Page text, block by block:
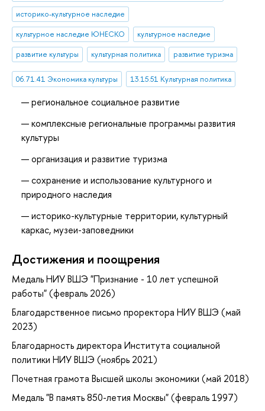
историко-культурное наследие
культурное наследие ЮНЕСКО
культурное наследие
развитие культуры
культурная политика развитие туризма
06.71.41 Экономика культуры 13.15.51 Культурная политика
региональное социальное развитие
комплексные региональные программы развития
культуры
организация и развитие туризма
сохранение и использование культурного и
природного наследия
историко-культурные территории, культурный
каркас, музеи-заповедники
Достижения и поощрения
Медаль НИУ ВШЭ "Признание - 10 лет успешной
работы" (февраль 2026)
Благодарственное письмо проректора НИУ ВШЭ (май
2023)
Благодарность директора Института социальной
политики НИУ ВШЭ (ноябрь 2021)
Почетная грамота Высшей школы экономики (май 2018)
Медаль "В память 850-летия Москвы" (февраль 1997)